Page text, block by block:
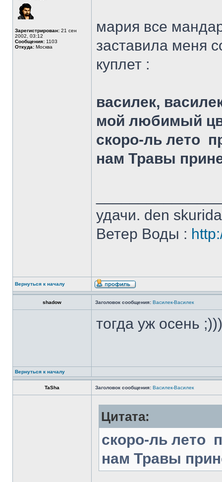
Зарегистрирован: 21 сен
2002, 03:12
Сообщения: 1103
Откуда: Москва
мария все
заставила меня
куплет :
василек,
мой любимый
скоро-ль лето
нам Травы
удачи. den
Ветер Воды :
Вернуться к началу
shadow Заголовок сообщения: Василек-Василек
тогда уж осень ;)))
Вернуться к началу
TaSha Заголовок сообщения: Василек-Василек
Цитата:
скоро-ль лето
нам Травы